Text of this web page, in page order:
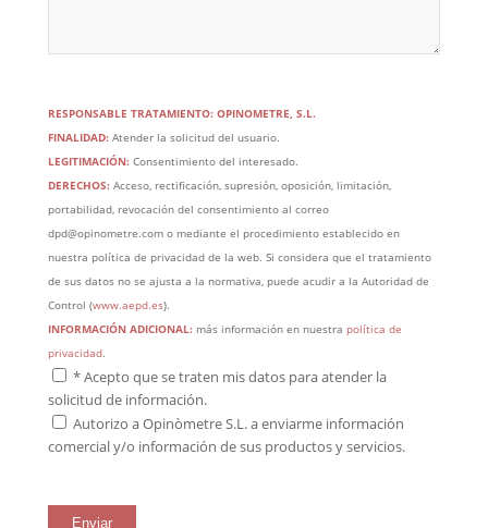
RESPONSABLE TRATAMIENTO: OPINOMETRE, S.L.
FINALIDAD: Atender la solicitud del usuario.
LEGITIMACIÓN: Consentimiento del interesado.
DERECHOS: Acceso, rectificación, supresión, oposición, limitación,
portabilidad, revocación del consentimiento al correo
dpd@opinometre.com o mediante el procedimiento establecido en
nuestra política de privacidad de la web. Si considera que el tratamiento
de sus datos no se ajusta a la normativa, puede acudir a la Autoridad de
Control (www.aepd.es).
INFORMACIÓN ADICIONAL: más información en nuestra política de
privacidad.
*Acepto que se traten mis datos para atender la
solicitud de información.
Autorizo a Opinòmetre S.L. a enviarme información
comercial y/o información de sus productos y servicios.